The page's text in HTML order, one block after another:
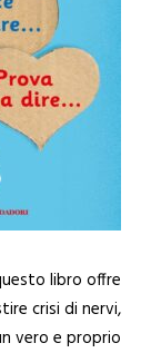
libro offre
crisi di nervi,
vero e proprio